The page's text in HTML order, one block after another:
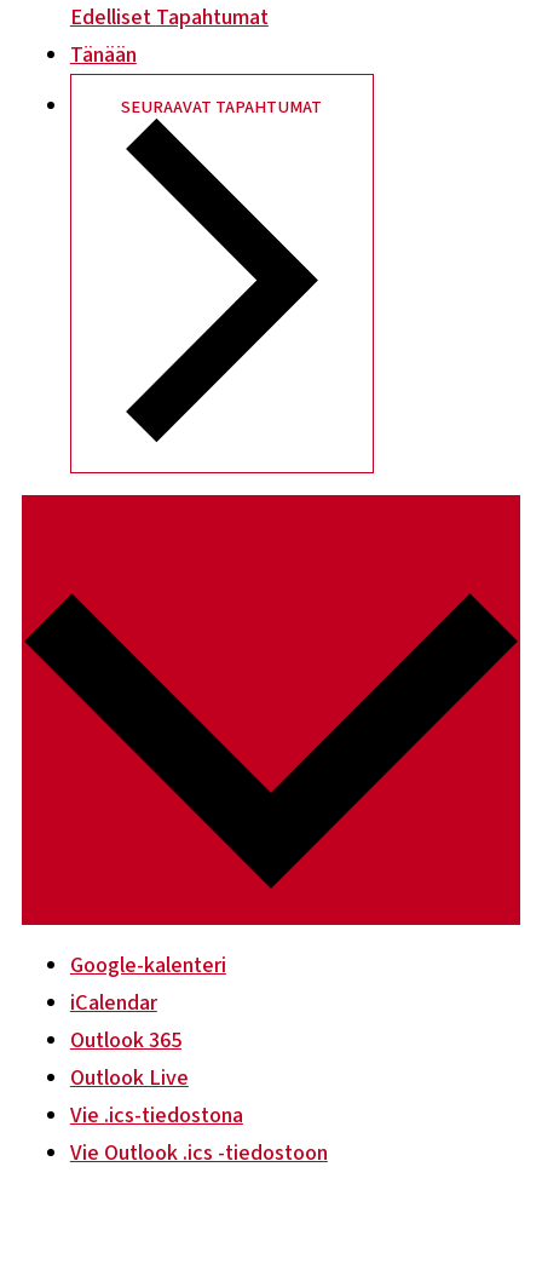
EdellisetTapahtumat
Tänään
SEURAAVAT TAPAHTUMAT
Google-kalenteri
iCalendar
Outlook 365
Outlook Live
Vie .ics-tiedostona
Vie Outlook .ics -tiedostoon